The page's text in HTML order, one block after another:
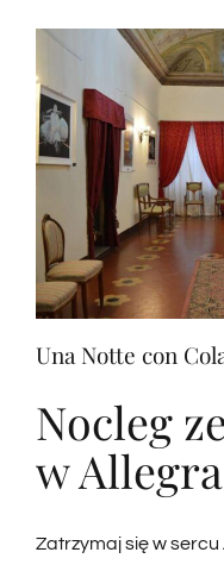
Una Notte con
Nocleg
w
Zatrzymaj się w sercu